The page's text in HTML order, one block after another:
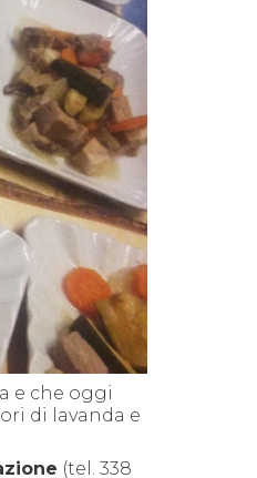
e che oggi
di lavanda e
(tel. 338